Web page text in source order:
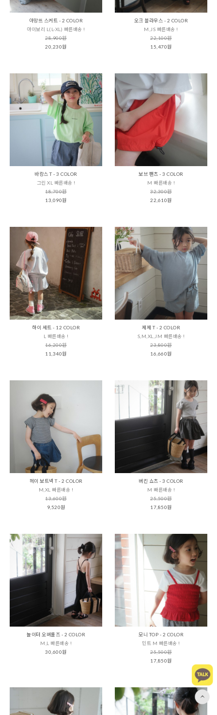
아망뜨 스커트 - 2 COLOR
아이보리 L(L-XL) 빠른배송 !
28,900원
20,230원
오크 블라우스 - 2 COLOR
M,JS 빠른배송 !
22,100원
15,470원
바캉스 T - 3 COLOR
그린 XL 빠른배송 !
18,700원
13,090원
보브 팬츠 - 3 COLOR
M 빠른배송 !
32,300원
22,610원
하이 세트 - 12 COLOR
L 빠른배송 !
16,200원
11,340원
제제 T - 2 COLOR
S,M,XL,JM 빠른배송 !
23,800원
16,660원
헤이 보트넥 T - 2 COLOR
M,XL 빠른배송 !
13,600원
9,520원
버킨 쇼츠 - 3 COLOR
M 빠른배송 !
25,500원
17,850원
놀이터 오버롤즈 - 2 COLOR
M,L 빠른배송 !
30,600원
모니 TOP - 2 COLOR
민트 M 빠른배송 !
25,500원
17,850원